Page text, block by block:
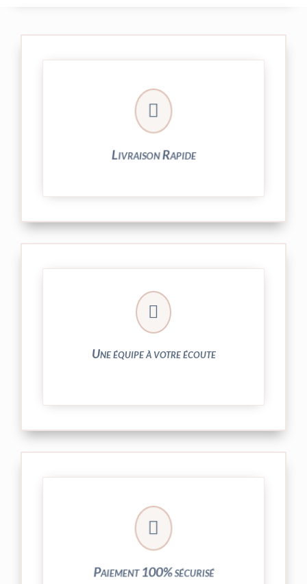

Livraison Rapide
Votre commande est expédiée sous
24/48h et livrée par Colissimo.

Une équipe à votre écoute
N’hésitez pas à nous solliciter
► 04 73 27 04 20
► contact@peekaboo.fr

Paiement 100% sécurisé
Vos transactions par carte bancaire sont
entièrement sécurisées grâce au système
crypté de notre partenaire PayPlug.